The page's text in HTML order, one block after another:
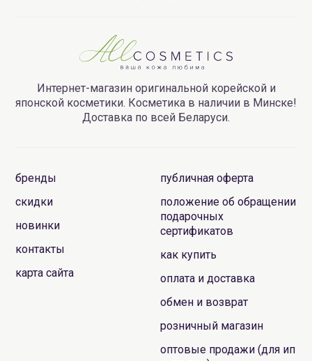
Интернет-магазин оригинальной корейской и
японской косметики. Косметика в наличии в Минске!
Доставка по всей Беларуси.
бренды
скидки
новинки
контакты
карта сайта
публичная оферта
положение об обращении
подарочных
сертификатов
как купить
оплата и доставка
обмен и возврат
розничный магазин
оптовые продажи (для ип